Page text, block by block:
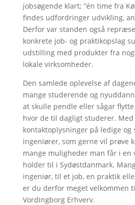
jobsøgende klart; ”én time fra
findes udfordringer udvikling,
Derfor var standen også
konkrete job- og praktikopslag
udstilling med produkter fra
lokale virksomheder.
Den samlede oplevelse af
mange studerende og
at skulle pendle eller sågar
hvor de til dagligt studerer.
kontaktoplysninger på ledige og
ingeniører, som gerne vil prøve
mange muligheder man får i en
holder til i Sydøstdanmark.
ingeniør, til et job, en praktik
er du derfor meget velkommen
Vordingborg Erhverv.